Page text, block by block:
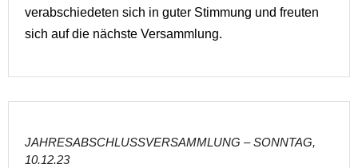
verabschiedeten sich in guter Stimmung und freuten
sich auf die nächste Versammlung.
JAHRESABSCHLUSSVERSAMMLUNG – SONNTAG,
10.12.23